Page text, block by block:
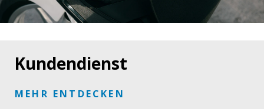
Kundendienst
MEHR ENTDECKEN